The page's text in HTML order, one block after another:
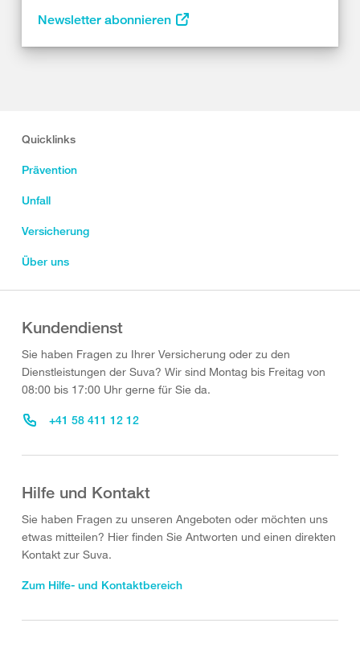
Newsletter abonnieren
Quicklinks
Prävention
Unfall
Versicherung
Über uns
Kundendienst
Sie haben Fragen zu Ihrer Versicherung oder zu den
Dienstleistungen der Suva? Wir sind Montag bis Freitag von
08:00 bis 17:00 Uhr gerne für Sie da.
+41 58 411 12 12
Hilfe und Kontakt
Sie haben Fragen zu unseren Angeboten oder möchten uns
etwas mitteilen? Hier finden Sie Antworten und einen direkten
Kontakt zur Suva.
Zum Hilfe- und Kontaktbereich